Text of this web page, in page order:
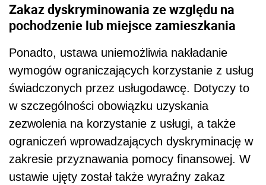
Zakaz dyskryminowania ze względu na
pochodzenie lub miejsce zamieszkania
Ponadto, ustawa uniemożliwia nakładanie
wymogów ograniczających korzystanie z usług
świadczonych przez usługodawcę. Dotyczy to
w szczególności obowiązku uzyskania
zezwolenia na korzystanie z usługi, a także
ograniczeń wprowadzających dyskryminację w
zakresie przyznawania pomocy finansowej. W
ustawie ujęty został także wyraźny zakaz